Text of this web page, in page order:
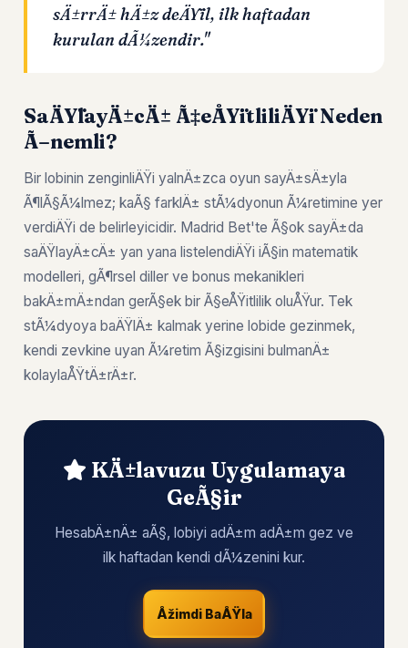
sÄ±rrÄ± hÄ±z deÄŸil, ilk haftadan
kurulan dÃ¼zendir."
SaÄŸlayÄ±cÄ± Ã‡eÅŸitliliÄŸi Neden
Ã–nemli?
Bir lobinin zenginliÄŸi yalnÄ±zca oyun sayÄ±sÄ±yla
Ã¶lÃ§Ã¼lmez; kaÃ§ farklÄ± stÃ¼dyonun Ã¼retimine yer
verdiÄŸi de belirleyicidir. Madrid Bet'te Ã§ok sayÄ±da
saÄŸlayÄ±cÄ± yan yana listelendiÄŸi iÃ§in matematik
modelleri, gÃ¶rsel diller ve bonus mekanikleri
bakÄ±mÄ±ndan gerÃ§ek bir Ã§eÅŸitlilik oluÅŸur. Tek
stÃ¼dyoya baÄŸlÄ± kalmak yerine lobide gezinmek,
kendi zevkine uyan Ã¼retim Ã§izgisini bulmanÄ±
kolaylaÅŸtÄ±rÄ±r.
KÄ±lavuzu Uygulamaya
GeÃ§ir
HesabÄ±nÄ± aÃ§, lobiyi adÄ±m adÄ±m gez ve
ilk haftadan kendi dÃ¼zenini kur.
Åžimdi BaÅŸla